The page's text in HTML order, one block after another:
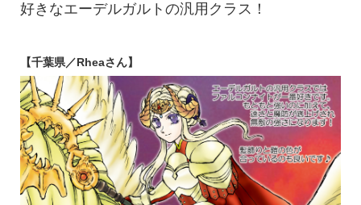
好きなエーデルガルトの汎用クラス！
【千葉県／Rheaさん】